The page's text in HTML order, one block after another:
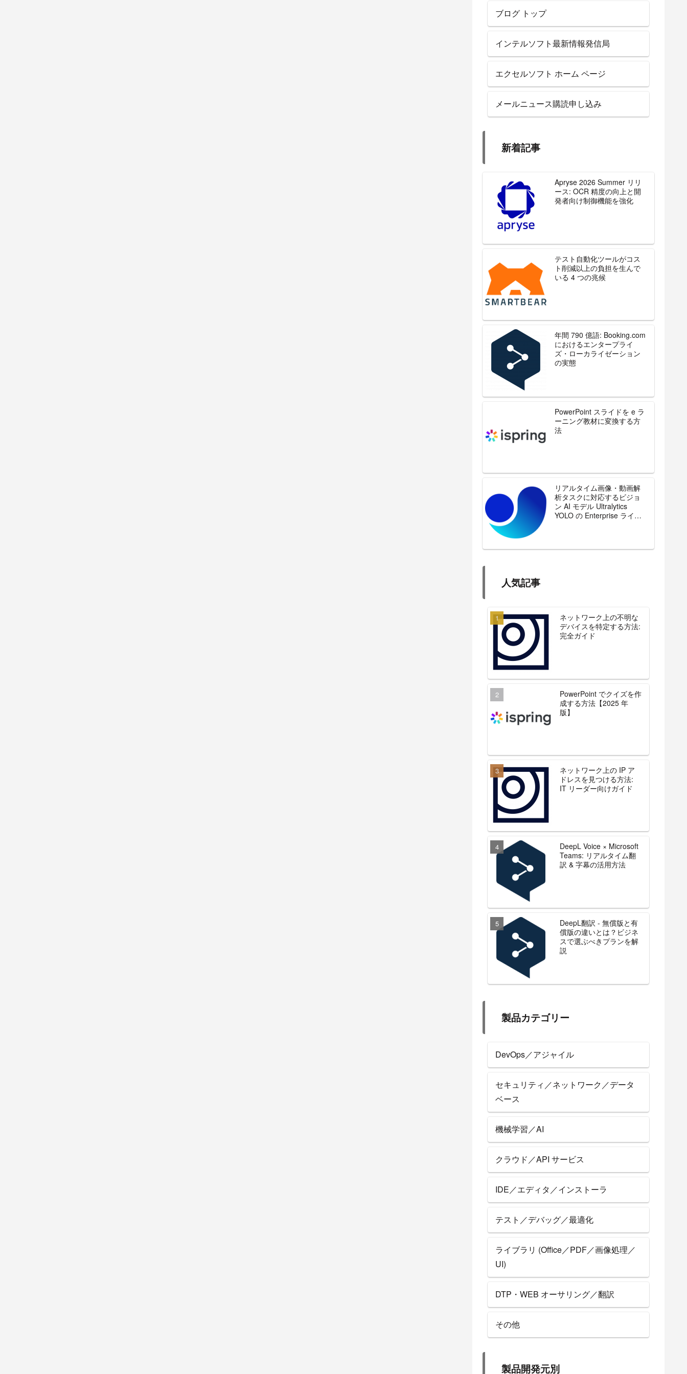
ブログ トップ
インテルソフト最新情報発信局
エクセルソフト ホーム ページ
メールニュース購読申し込み
新着記事
Apryse 2026 Summer リリ
ース: OCR 精度の向上と開
発者向け制御機能を強化
テスト自動化ツールがコス
ト削減以上の負担を生んで
いる 4 つの兆候
年間 790 億語: Booking.com
におけるエンタープライ
ズ・ローカライゼーション
の実態
PowerPoint スライドを e ラ
ーニング教材に変換する方
法
リアルタイム画像・動画解
析タスクに対応するビジョ
ン AI モデル Ultralytics
YOLO の Enterprise ライセ
人気記事
ネットワーク上の不明な
デバイスを特定する方法:
完全ガイド
PowerPoint でクイズを作
成する方法【2025 年
版】
ネットワーク上の IP ア
ドレスを見つける方法:
IT リーダー向けガイド
DeepL Voice × Microsoft
Teams: リアルタイム翻
訳 & 字幕の活用方法
DeepL翻訳 - 無償版と有
償版の違いとは？ビジネ
スで選ぶべきプランを解
説
製品カテゴリー
DevOps／アジャイル
セキュリティ／ネットワーク／データ
ベース
機械学習／AI
クラウド／API サービス
IDE／エディタ／インストーラ
テスト／デバッグ／最適化
ライブラリ (Office／PDF／画像処理／
UI)
DTP・WEB オーサリング／翻訳
その他
製品開発元別